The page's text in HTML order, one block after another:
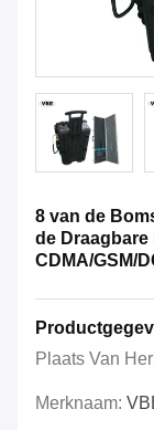
8 van de
de
CDMA/GSM/
Plaats Van
Merknaam: